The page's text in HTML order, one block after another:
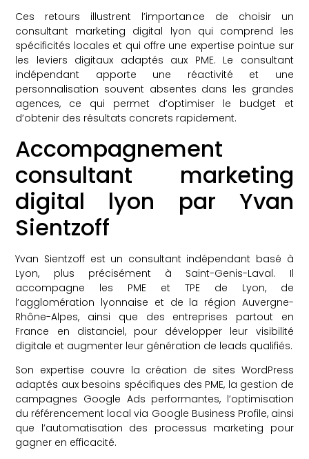
Ces retours illustrent l’importance de choisir un
consultant marketing digital lyon qui comprend les
spécificités locales et qui offre une expertise pointue sur
les leviers digitaux adaptés aux PME. Le consultant
indépendant apporte une réactivité et une
personnalisation souvent absentes dans les grandes
agences, ce qui permet d’optimiser le budget et
d’obtenir des résultats concrets rapidement.
Accompagnement
consultant marketing
digital lyon par Yvan
Sientzoff
Yvan Sientzoff est un consultant indépendant basé à
Lyon, plus précisément à Saint-Genis-Laval. Il
accompagne les PME et TPE de Lyon, de
l’agglomération lyonnaise et de la région Auvergne-
Rhône-Alpes, ainsi que des entreprises partout en
France en distanciel, pour développer leur visibilité
digitale et augmenter leur génération de leads qualifiés.
Son expertise couvre la création de sites WordPress
adaptés aux besoins spécifiques des PME, la gestion de
campagnes Google Ads performantes, l’optimisation
du référencement local via Google Business Profile, ainsi
que l’automatisation des processus marketing pour
gagner en efficacité.